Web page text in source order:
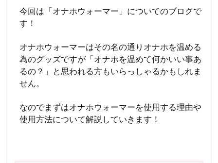
今回は「オナホウォーマー」についてのブログで
す！
オナホウォーマーはその名の通りオナホを温める
為のグッズですが「オナホを温めて何かいい事あ
るの？」と思われる方もいらっしゃるかもしれま
せん。
なのでまずはオナホウォーマーを使用する理由や
使用方法について解説していきます！